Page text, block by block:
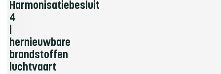
Harmonisatiebesluit
4
hernieuwbare
brandstoffen
luchtvaart